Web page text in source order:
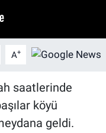
A+
saatlerinde
köyü
geldi.